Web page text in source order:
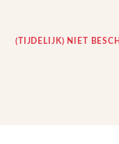
(TIJDELIJK) NIET